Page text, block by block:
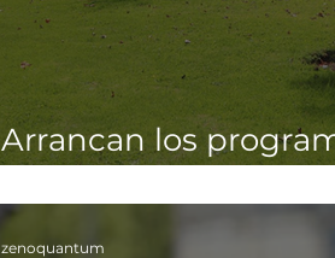
Arrancan los
Colombia
zenoquantum